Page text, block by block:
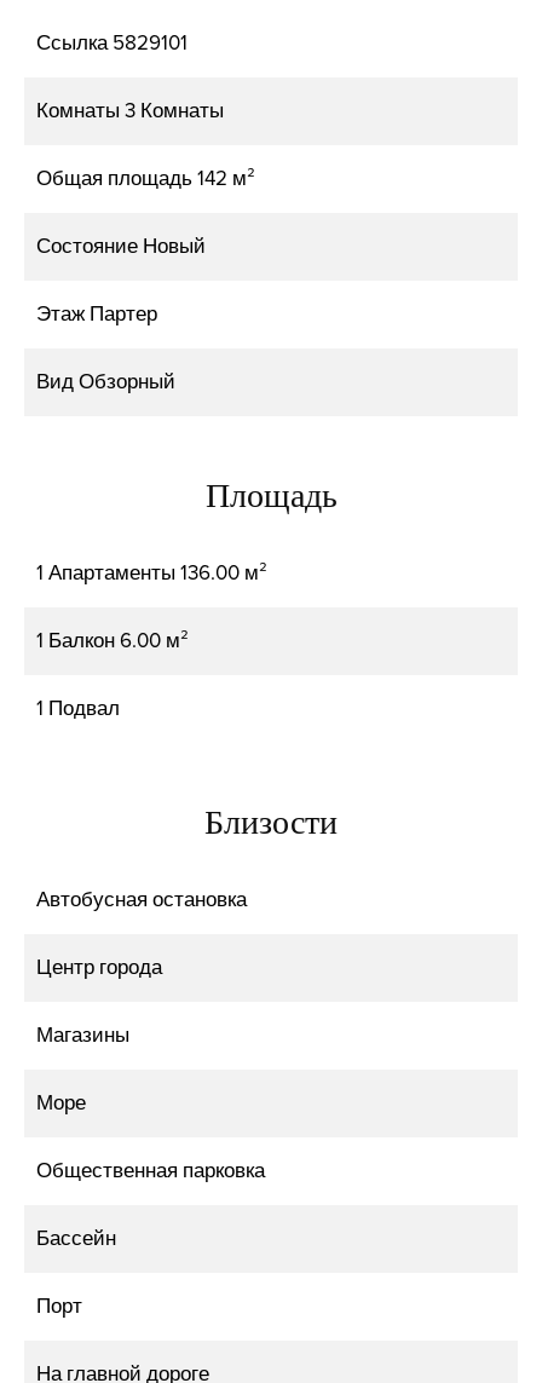
Ссылка5829101
Комнаты 3 Комнаты
Общая площадь142 м²
Состояние Новый
Этаж Партер
ВидОбзорный
Площадь
1 Апартаменты 136.00 м²
1 Балкон6.00 м²
1 Подвал
Близости
Автобусная остановка
Центр города
Магазины
Море
Общественная парковка
Бассейн
Порт
На главной дороге